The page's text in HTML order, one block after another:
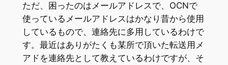
ただ、困ったのはメールアドレスで、OCNで
使っているメールアドレスはかなり昔から使用
しているもので、連絡先に多用しているわけで
す。最近はありがたくも某所で頂いた転送用メ
アドを連絡先として教えているわけですが、そ